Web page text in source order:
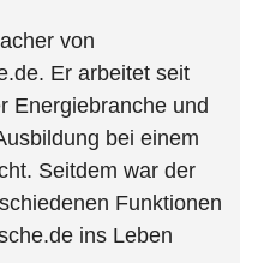
von
Er arbeitet seit
Energiebranche und
bei einem
Seitdem war der
Funktionen
ins Leben